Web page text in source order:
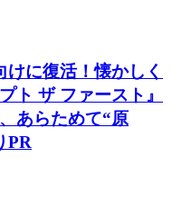
に復活！懐かしく
ト ザ ファースト』
あらためて“原
PR